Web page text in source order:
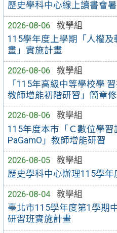
歷史學科中心線上讀書會
2026-08-06
教學組
115學年度上學期「人權
畫」實施計畫
2026-08-06
教學組
「115年高級中等學校學
教師增能初階研習」簡章
2026-08-06
教學組
115年度本市「Ｃ數位學習
PaGamO」教師增能研習
2026-08-05
教學組
歷史學科中心辦理115學
2026-08-04
教學組
臺北市115學年度第1學期
研習班實施計畫